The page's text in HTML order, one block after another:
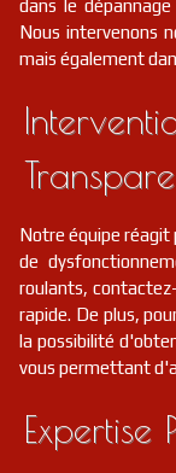
dans le
Nous intervenons
mais également
Notre équipe réagit
de
roulants,
rapide. De plus,
la possibilité
vous permettant
Expertise